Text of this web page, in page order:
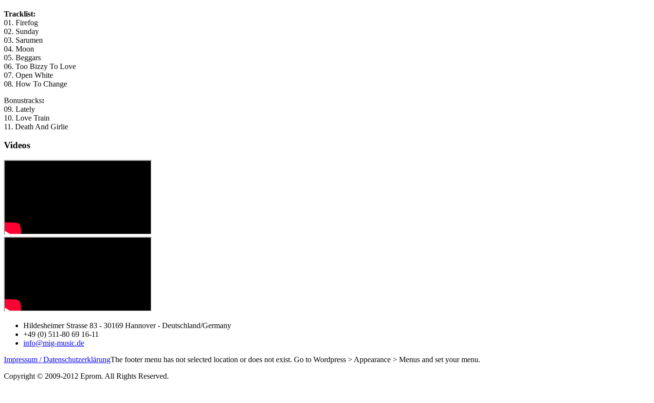
Tracklist:
01. Firefog
02. Sunday
03. Sarumen
04. Moon
05. Beggars
06. Too Bizzy To Love
07. Open White
08. How To Change
Bonustracks:
09. Lately
10. Love Train
11. Death And Girlie
Videos
Hildesheimer Strasse 83 - 30169 Hannover - Deutschland/Germany
+49 (0) 511-80 69 16-11
info@mig-music.de
Impressum / DatenschutzerklärungThe footer menu has not selected location or does not exist. Go to Wordpress > Appearance > Menus and set your menu.
Copyright © 2009-2012 Eprom. All Rights Reserved.